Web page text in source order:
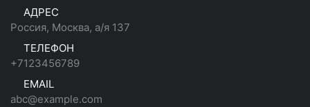
АДРЕС
Россия, Москва, а/я 137
ТЕЛЕФОН
+7123456789
EMAIL
abc@example.com